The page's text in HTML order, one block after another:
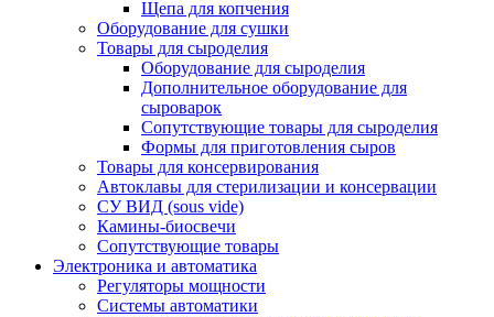
Щепа для копчения
Оборудование для сушки
Товары для сыроделия
Оборудование для сыроделия
Дополнительное оборудование для
сыроварок
Сопутствующие товары для сыроделия
Формы для приготовления сыров
Товары для консервирования
Автоклавы для стерилизации и консервации
СУ ВИД (sous vide)
Камины-биосвечи
Сопутствующие товары
Электроника и автоматика
Регуляторы мощности
Системы автоматики